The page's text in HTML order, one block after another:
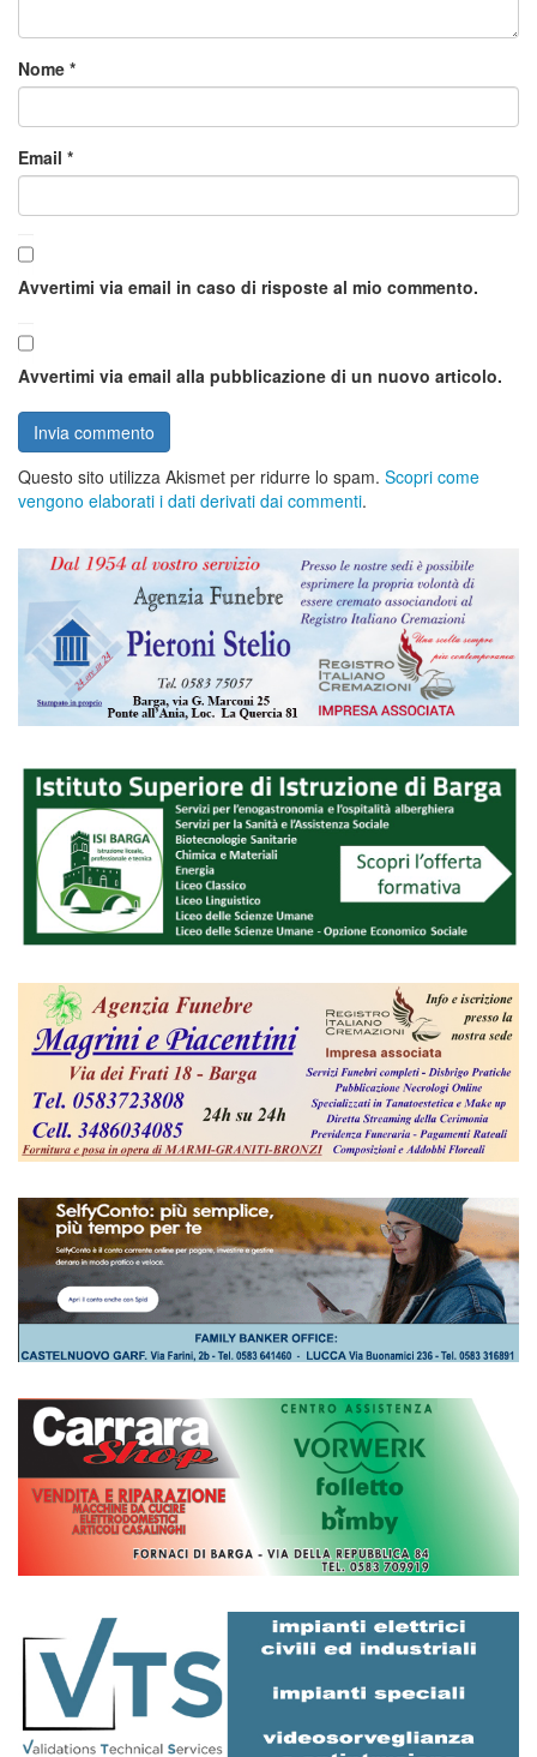
Nome *
Email *
Avvertimi via email in caso di risposte al mio commento.
Avvertimi via email alla pubblicazione di un nuovo articolo.
Questo sito utilizza Akismet per ridurre lo spam. Scopri come
vengono elaborati i dati derivati dai commenti.